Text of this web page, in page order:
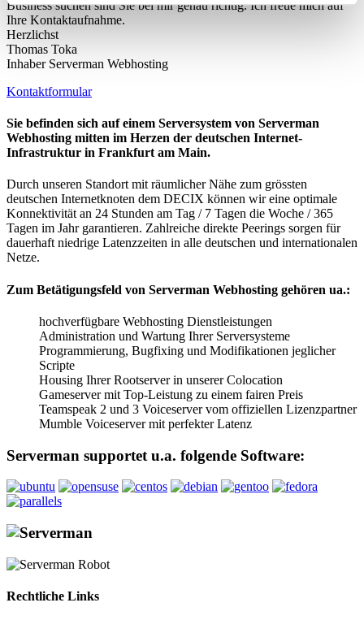
Business suchen sind Sie bei mir genau richtig. Ich freue mich auf
Ihre Kontaktaufnahme.
Herzlichst
Thomas Toka
Inhaber Serverman Webhosting
Kontaktformular
Sie befinden sich auf einem Serversystem von Serverman
Webhosting mitten im Herzen der deutschen Internet-
Infrastruktur in Frankfurt am Main.
Durch unseren Standort mit räumlicher Nähe zum grössten
deutschen Internetknoten dem DECIX können wir eine optimale
Konnektivität an 24 Stunden am Tag / 7 Tagen die Woche / 365
Tagen im Jahr garantieren. Zahlreiche direkte Peerings sorgen für
dauerhaft niedrige Latenzzeiten in alle deutschen und internationalen
Netze.
Zum Betätigungsfeld von Serverman Webhosting gehören ua.:
hochverfügbare Webhosting Dienstleistungen
Administration und Wartung Ihrer Serversysteme
Programmierung, Bugfixing und Modifikationen jeglicher
Scripte
Housing Ihrer Rootserver in unserer Colocation
Gameserver mit Top-Leistung zu einem fairen Preis
Teamspeak 2 und 3 Voiceserver vom offiziellen Lizenzpartner
Mumble Voiceserver mit perfekter Latenz
Serverman supportet u.a. folgende Software:
Rechtliche Links